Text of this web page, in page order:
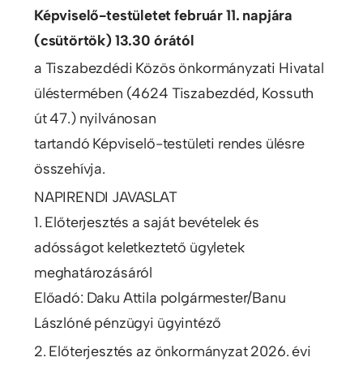
Képviselő-testületet február 11. napjára
(csütörtök) 13.30 órától
a Tiszabezdédi Közös önkormányzati Hivatal
üléstermében (4624 Tiszabezdéd, Kossuth
út 47.) nyilvánosan
tartandó Képviselő-testületi rendes ülésre
összehívja.
NAPIRENDI JAVASLAT
1. Előterjesztés a saját bevételek és
adósságot keletkeztető ügyletek
meghatározásáról
Előadó: Daku Attila polgármester/Banu
Lászlóné pénzügyi ügyintéző
2. Előterjesztés az önkormányzat 2026. évi